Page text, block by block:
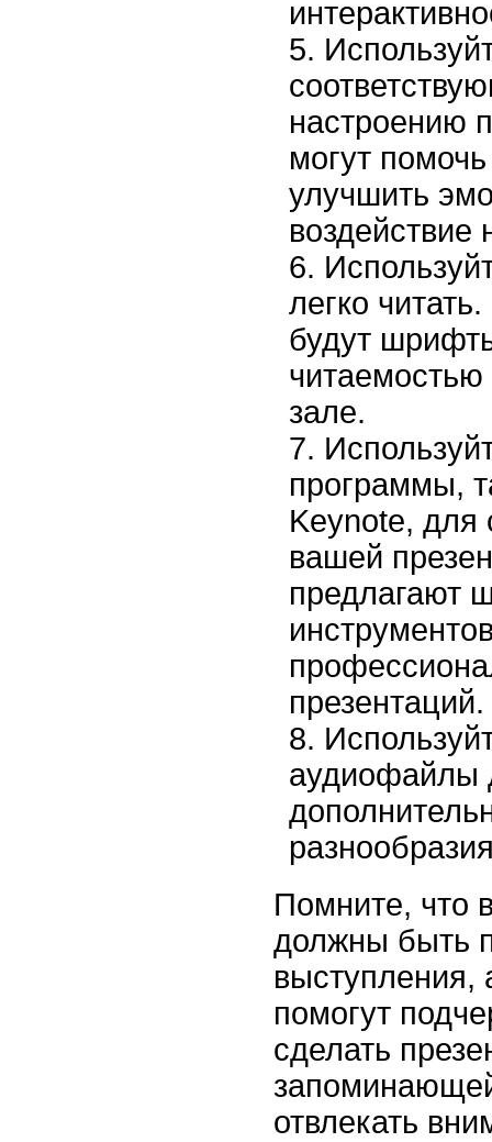
настроению
могут
улучшить
воздействие
легко
будут
зале.
программы,
Keynote, для
вашей
предлагают
презентаций.
аудиофайлы
Помните, что
должны быть
выступления,
помогут
сделать
отвлекать